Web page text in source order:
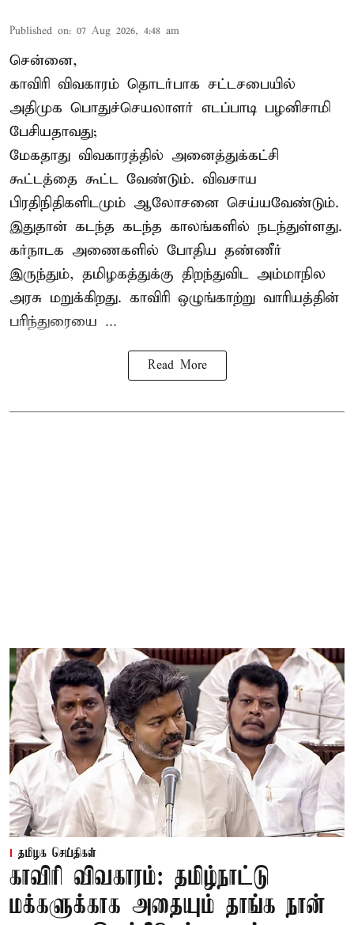
Published on: 07 Aug 2026, 4:48 am
சென்னை,
காவிரி விவகாரம் தொடர்பாக சட்டசபையில்
அதிமுக பொதுச்செயலாளர் எடப்பாடி பழனிசாமி
பேசியதாவது;
மேகதாது விவகாரத்தில் அனைத்துக்கட்சி
கூட்டத்தை கூட்ட வேண்டும். விவசாய
பிரதிநிதிகளிடமும் ஆலோசனை செய்யவேண்டும்.
இதுதான் கடந்த கடந்த காலங்களில் நடந்துள்ளது.
கர்நாடக அணைகளில் போதிய தண்ணீர்
இருந்தும், தமிழகத்துக்கு திறந்துவிட அம்மாநில
அரசு மறுக்கிறது. காவிரி ஒழுங்காற்று வாரியத்தின்
பரிந்துரையை ...
Read More
தமிழக செய்திகள்
காவிரி விவகாரம்: தமிழ்நாட்டு
மக்களுக்காக அதையும் தாங்க நான்